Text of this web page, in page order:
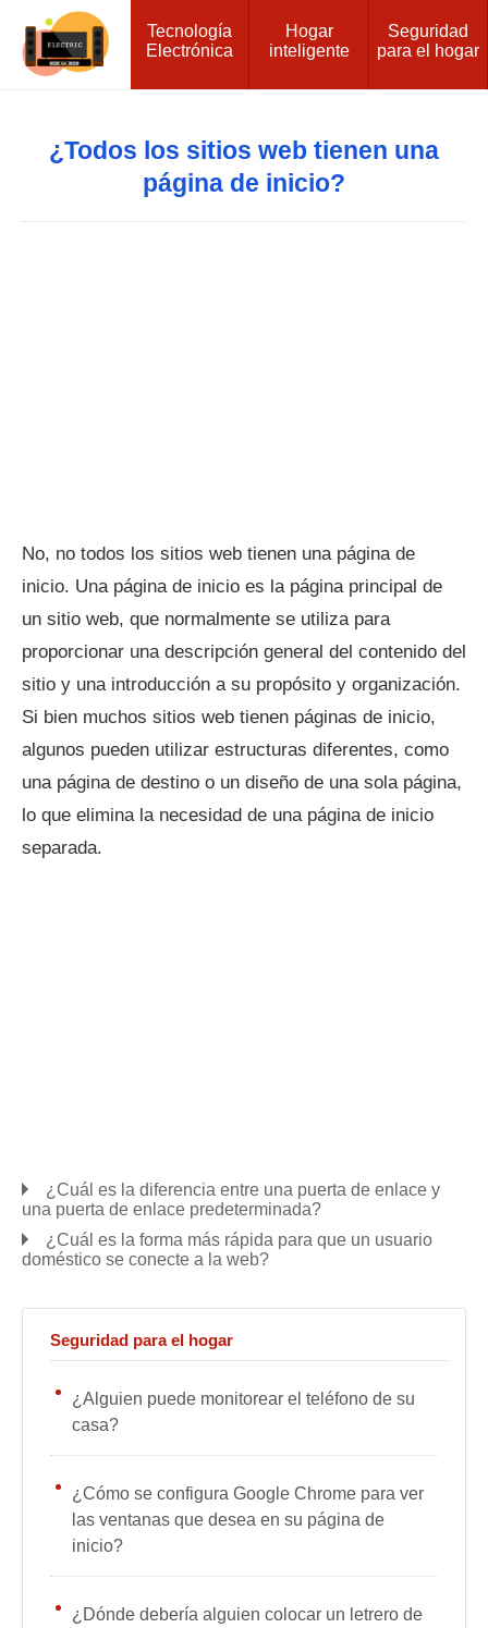
Tecnología
Electrónica
Hogar
inteligente
Seguridad
para el hogar
¿Todos los sitios web tienen una
página de inicio?
No, no todos los sitios web tienen una página de
inicio. Una página de inicio es la página principal de
un sitio web, que normalmente se utiliza para
proporcionar una descripción general del contenido del
sitio y una introducción a su propósito y organización.
Si bien muchos sitios web tienen páginas de inicio,
algunos pueden utilizar estructuras diferentes, como
una página de destino o un diseño de una sola página,
lo que elimina la necesidad de una página de inicio
separada.
¿Cuál es la diferencia entre una puerta de enlace y
una puerta de enlace predeterminada?
¿Cuál es la forma más rápida para que un usuario
doméstico se conecte a la web?
Seguridad para el hogar
¿Alguien puede monitorear el teléfono de su
casa?
¿Cómo se configura Google Chrome para ver
las ventanas que desea en su página de
inicio?
¿Dónde debería alguien colocar un letrero de